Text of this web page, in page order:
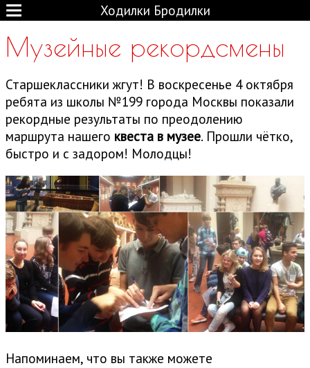
Ходилки Бродилки
Музейные рекордсмены
Старшеклассники жгут! В воскресенье 4 октября
ребята из школы №199 города Москвы показали
рекордные результаты по преодолению
маршрута нашего квеста в музее. Прошли чётко,
быстро и с задором! Молодцы!
Напоминаем, что вы также можете